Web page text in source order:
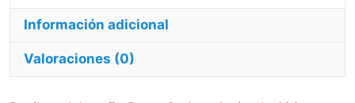
Información adicional
Valoraciones (0)